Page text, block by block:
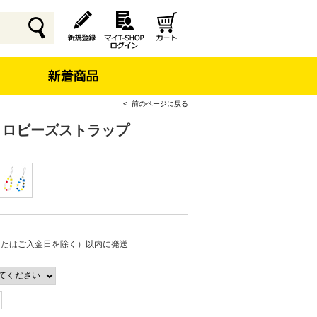
< 前のページに戻る
ビーズストラップ
はご入金日を除く）以内に発送